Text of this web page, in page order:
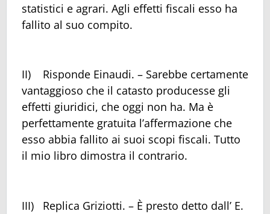
statistici e agrari. Agli effetti fiscali esso ha
fallito al suo compito.
II) Risponde Einaudi. – Sarebbe certamente
vantaggioso che il catasto producesse gli
effetti giuridici, che oggi non ha. Ma è
perfettamente gratuita l’affermazione che
esso abbia fallito ai suoi scopi fiscali. Tutto
il mio libro dimostra il contrario.
III) Replica Griziotti. – È presto detto dall’ E.